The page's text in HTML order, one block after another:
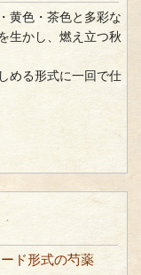
黄色・茶色と多彩な
生かし、燃え立つ秋
める形式に一回で仕
ド形式の芍薬